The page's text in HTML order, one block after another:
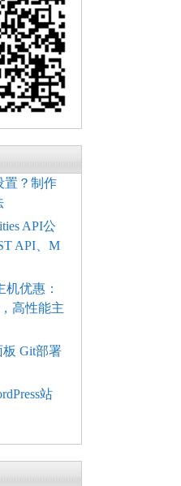
置？制作
API公
API、M
机优惠：
高性能主
Git部署
站